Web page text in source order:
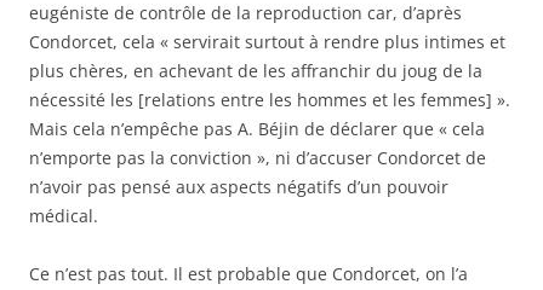
eugéniste de contrôle de la reproduction car, d’après
Condorcet, cela « servirait surtout à rendre plus intimes et
plus chères, en achevant de les affranchir du joug de la
nécessité les [relations entre les hommes et les femmes] ».
Mais cela n’empêche pas A. Béjin de déclarer que « cela
n’emporte pas la conviction », ni d’accuser Condorcet de
n’avoir pas pensé aux aspects négatifs d’un pouvoir
médical.
Ce n’est pas tout. Il est probable que Condorcet, on l’a